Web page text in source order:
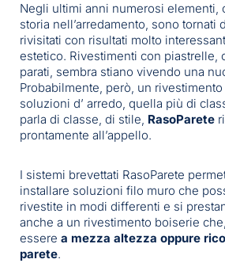
Negli ultimi anni numerosi elementi,
storia nell’arredamento, sono tornati
rivisitati con risultati molto
estetico. Rivestimenti con piastrelle,
parati, sembra stiano vivendo una
Probabilmente, però, un
soluzioni d’ arredo, quella più di
parla di classe, di stile, RasoParete
prontamente all’appello.
I sistemi brevettati RasoParete
installare soluzioni filo muro che
rivestite in modi differenti e si
anche a un rivestimento boiserie
essere a mezza altezza oppure
parete.